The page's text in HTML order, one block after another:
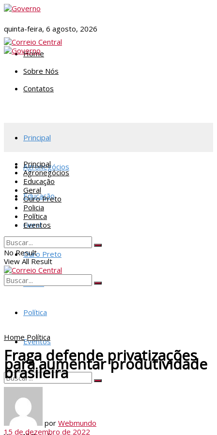
quinta-feira, 6 agosto, 2026
Home
Sobre Nós
Contatos
Principal
Agronegócios
Educação
Geral
Ouro Preto
Policia
Política
Eventos
No Result
Principal
Agronegócios
Educação
Geral
Ouro Preto
Policia
Política
Eventos
No Result
View All Result
Home Política
Fraga defende privatizações
para aumentar produtividade
brasileira
por Webmundo
15 de dezembro de 2022